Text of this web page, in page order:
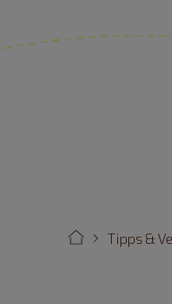
Tipps &